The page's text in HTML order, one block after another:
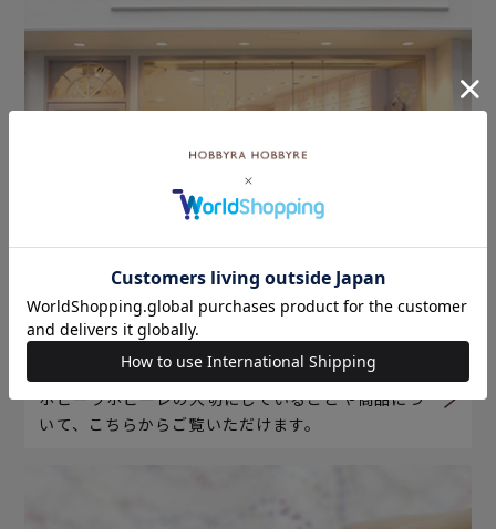
ホビーラホビーレについて
ホビーラホビーレの大切にしていることや商品につ
いて、こちらからご覧いただけます。